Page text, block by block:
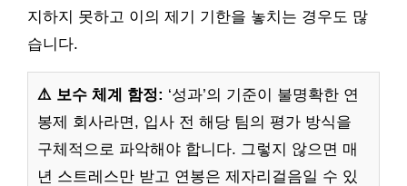
지하지 못하고 이의 제기 기한을 놓치는 경우도 많
습니다.
⚠️ 보수 체계 함정: ‘성과’의 기준이 불명확한 연
봉제 회사라면, 입사 전 해당 팀의 평가 방식을
구체적으로 파악해야 합니다. 그렇지 않으면 매
년 스트레스만 받고 연봉은 제자리걸음일 수 있